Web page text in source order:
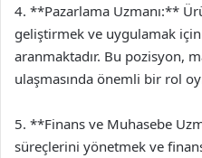
4. **Pazarlama Uzmanı:**
geliştirmek ve uygulamak
aranmaktadır. Bu pozisyon,
ulaşmasında önemli bir rol
5. **Finans ve Muhasebe
süreçlerini yönetmek ve